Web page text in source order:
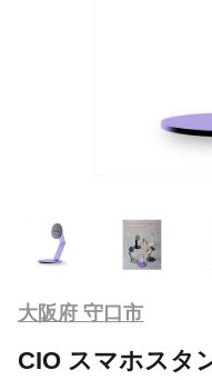
大阪府 守口市
CIO スマホスタ